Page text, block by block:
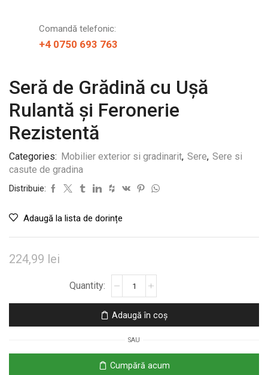
Comandă telefonic:
+4 0750 693 763
Seră de Grădină cu Ușă
Rulantă și Feronerie
Rezistentă
Categories: Mobilier exterior si gradinarit, Sere, Sere si
casute de gradina
Distribuie:
Adaugă la lista de dorințe
224,99 lei
de
Grădină
Rulantă
și
Adaugă în coș
SAU
Cumpără acum